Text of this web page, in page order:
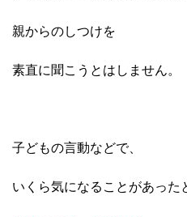
親からのしつけを
素直に聞こうとはしません。
子どもの言動などで、
いくら気になることがあった